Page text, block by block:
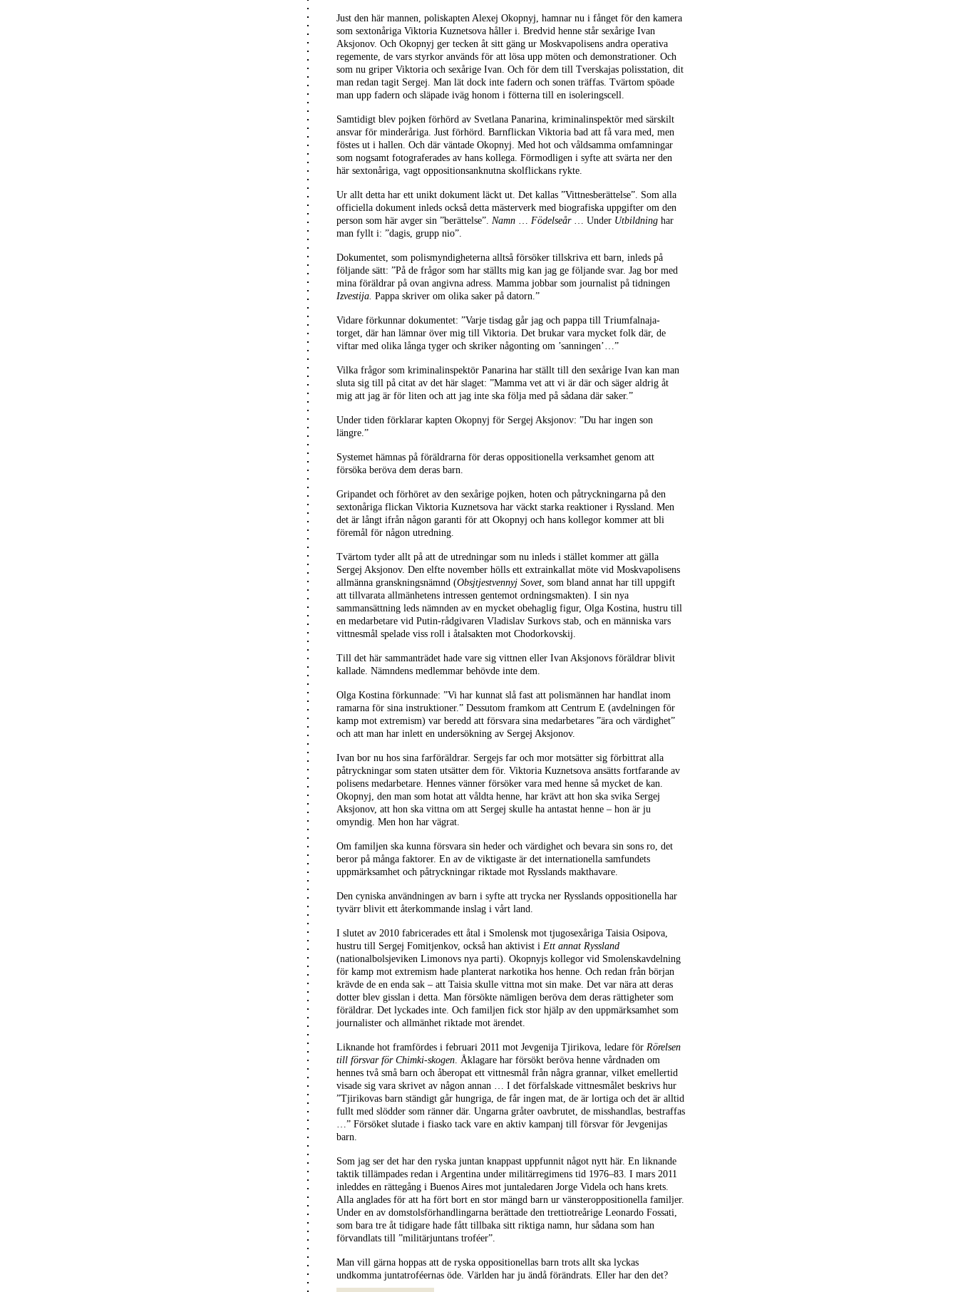
Just den här mannen, poliskapten Alexej Okopnyj, hamnar nu i fånget för den kamera
som sextonåriga Viktoria Kuznetsova håller i. Bredvid henne står sexårige Ivan
Aksjonov. Och Okopnyj ger tecken åt sitt gäng ur Moskvapolisens andra operativa
regemente, de vars styrkor används för att lösa upp möten och demonstrationer. Och
som nu griper Viktoria och sexårige Ivan. Och för dem till Tverskajas polisstation, dit
man redan tagit Sergej. Man lät dock inte fadern och sonen träffas. Tvärtom spöade
man upp fadern och släpade iväg honom i fötterna till en isoleringscell.
Samtidigt blev pojken förhörd av Svetlana Panarina, kriminalinspektör med särskilt
ansvar för minderåriga. Just förhörd. Barnflickan Viktoria bad att få vara med, men
föstes ut i hallen. Och där väntade Okopnyj. Med hot och våldsamma omfamningar
som nogsamt fotograferades av hans kollega. Förmodligen i syfte att svärta ner den
här sextonåriga, vagt oppositionsanknutna skolflickans rykte.
Ur allt detta har ett unikt dokument läckt ut. Det kallas ”Vittnesberättelse”. Som alla
officiella dokument inleds också detta mästerverk med biografiska uppgifter om den
person som här avger sin ”berättelse”. Namn … Födelseår … Under Utbildning har
man fyllt i: ”dagis, grupp nio”.
Dokumentet, som polismyndigheterna alltså försöker tillskriva ett barn, inleds på
följande sätt: ”På de frågor som har ställts mig kan jag ge följande svar. Jag bor med
mina föräldrar på ovan angivna adress. Mamma jobbar som journalist på tidningen
Izvestija. Pappa skriver om olika saker på datorn.”
Vidare förkunnar dokumentet: ”Varje tisdag går jag och pappa till Triumfalnaja-
torget, där han lämnar över mig till Viktoria. Det brukar vara mycket folk där, de
viftar med olika långa tyger och skriker någonting om ’sanningen’…”
Vilka frågor som kriminalinspektör Panarina har ställt till den sexårige Ivan kan man
sluta sig till på citat av det här slaget: ”Mamma vet att vi är där och säger aldrig åt
mig att jag är för liten och att jag inte ska följa med på sådana där saker.”
Under tiden förklarar kapten Okopnyj för Sergej Aksjonov: ”Du har ingen son
längre.”
Systemet hämnas på föräldrarna för deras oppositionella verksamhet genom att
försöka beröva dem deras barn.
Gripandet och förhöret av den sexårige pojken, hoten och påtryckningarna på den
sextonåriga flickan Viktoria Kuznetsova har väckt starka reaktioner i Ryssland. Men
det är långt ifrån någon garanti för att Okopnyj och hans kollegor kommer att bli
föremål för någon utredning.
Tvärtom tyder allt på att de utredningar som nu inleds i stället kommer att gälla
Sergej Aksjonov. Den elfte november hölls ett extrainkallat möte vid Moskvapolisens
allmänna granskningsnämnd (Obsjtjestvennyj Sovet, som bland annat har till uppgift
att tillvarata allmänhetens intressen gentemot ordningsmakten). I sin nya
sammansättning leds nämnden av en mycket obehaglig figur, Olga Kostina, hustru till
en medarbetare vid Putin-rådgivaren Vladislav Surkovs stab, och en människa vars
vittnesmål spelade viss roll i åtalsakten mot Chodorkovskij.
Till det här sammanträdet hade vare sig vittnen eller Ivan Aksjonovs föräldrar blivit
kallade. Nämndens medlemmar behövde inte dem.
Olga Kostina förkunnade: ”Vi har kunnat slå fast att polismännen har handlat inom
ramarna för sina instruktioner.” Dessutom framkom att Centrum E (avdelningen för
kamp mot extremism) var beredd att försvara sina medarbetares ”ära och värdighet”
och att man har inlett en undersökning av Sergej Aksjonov.
Ivan bor nu hos sina farföräldrar. Sergejs far och mor motsätter sig förbittrat alla
påtryckningar som staten utsätter dem för. Viktoria Kuznetsova ansätts fortfarande av
polisens medarbetare. Hennes vänner försöker vara med henne så mycket de kan.
Okopnyj, den man som hotat att våldta henne, har krävt att hon ska svika Sergej
Aksjonov, att hon ska vittna om att Sergej skulle ha antastat henne – hon är ju
omyndig. Men hon har vägrat.
Om familjen ska kunna försvara sin heder och värdighet och bevara sin sons ro, det
beror på många faktorer. En av de viktigaste är det internationella samfundets
uppmärksamhet och påtryckningar riktade mot Rysslands makthavare.
Den cyniska användningen av barn i syfte att trycka ner Rysslands oppositionella har
tyvärr blivit ett återkommande inslag i vårt land.
I slutet av 2010 fabricerades ett åtal i Smolensk mot tjugosexåriga Taisia Osipova,
hustru till Sergej Fomitjenkov, också han aktivist i Ett annat Ryssland
(nationalbolsjeviken Limonovs nya parti). Okopnyjs kollegor vid Smolenskavdelning
för kamp mot extremism hade planterat narkotika hos henne. Och redan från början
krävde de en enda sak – att Taisia skulle vittna mot sin make. Det var nära att deras
dotter blev gisslan i detta. Man försökte nämligen beröva dem deras rättigheter som
föräldrar. Det lyckades inte. Och familjen fick stor hjälp av den uppmärksamhet som
journalister och allmänhet riktade mot ärendet.
Liknande hot framfördes i februari 2011 mot Jevgenija Tjirikova, ledare för Rörelsen
till försvar för Chimki-skogen. Åklagare har försökt beröva henne vårdnaden om
hennes två små barn och åberopat ett vittnesmål från några grannar, vilket emellertid
visade sig vara skrivet av någon annan … I det förfalskade vittnesmålet beskrivs hur
”Tjirikovas barn ständigt går hungriga, de får ingen mat, de är lortiga och det är alltid
fullt med slödder som ränner där. Ungarna gråter oavbrutet, de misshandlas, bestraffas
…” Försöket slutade i fiasko tack vare en aktiv kampanj till försvar för Jevgenijas
barn.
Som jag ser det har den ryska juntan knappast uppfunnit något nytt här. En liknande
taktik tillämpades redan i Argentina under militärregimens tid 1976–83. I mars 2011
inleddes en rättegång i Buenos Aires mot juntaledaren Jorge Videla och hans krets.
Alla anglades för att ha fört bort en stor mängd barn ur vänsteroppositionella familjer.
Under en av domstolsförhandlingarna berättade den trettiotreårige Leonardo Fossati,
som bara tre åt tidigare hade fått tillbaka sitt riktiga namn, hur sådana som han
förvandlats till ”militärjuntans troféer”.
Man vill gärna hoppas att de ryska oppositionellas barn trots allt ska lyckas
undkomma juntatroféernas öde. Världen har ju ändå förändrats. Eller har den det?